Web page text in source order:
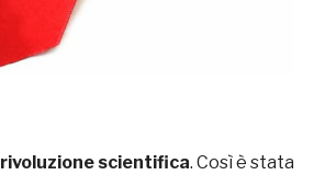
rivoluzione scientifica. Così è stata